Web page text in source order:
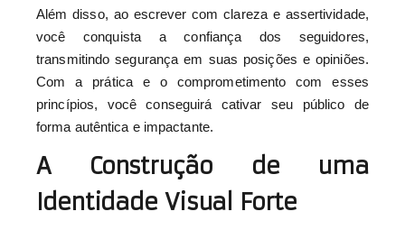
Além disso, ao escrever com clareza e assertividade,
você conquista a confiança dos seguidores,
transmitindo segurança em suas posições e opiniões.
Com a prática e o comprometimento com esses
princípios, você conseguirá cativar seu público de
forma autêntica e impactante.
A Construção de uma
Identidade Visual Forte